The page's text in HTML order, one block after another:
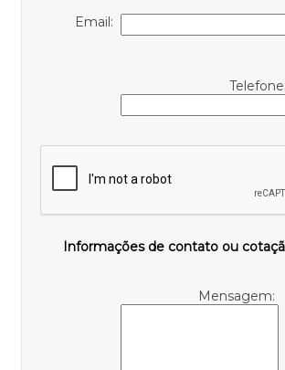
Email:
Telefone:
Informações de contato ou
Mensagem: